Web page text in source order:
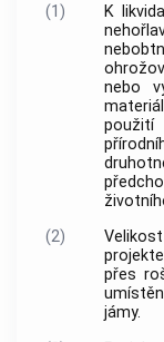
(1)
K
nebo
(2)
přes
jámy.